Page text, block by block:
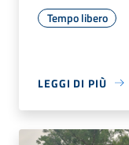
Tempo libero
LEGGI DI PIÙ